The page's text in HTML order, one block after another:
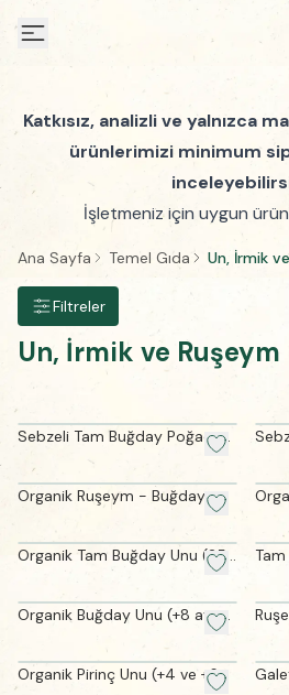
Katkısız, analizli ve yalnızca
ürünlerimizi minimum
İşletmeniz için uygun
Ana Sayfa Temel Gıda Un, İrmik
Filtreler
Un, İrmik ve Ruşeym
Sebzeli Tam Buğday Poğaça
Karışımı (375 gram)
Organik Ruşeym - Buğday
Organik Tam Buğday Unu (250
Organik Buğday Unu (+8 ay-
Organik Pirinç Unu (+4 ve +6